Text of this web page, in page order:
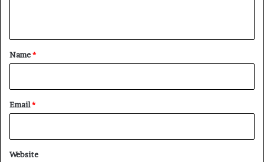
*
Name*
Email*
Website